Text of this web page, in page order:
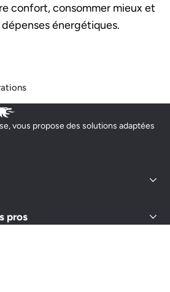
confort, consommer mieux et
énergétiques.
vous propose des solutions adaptées
pros